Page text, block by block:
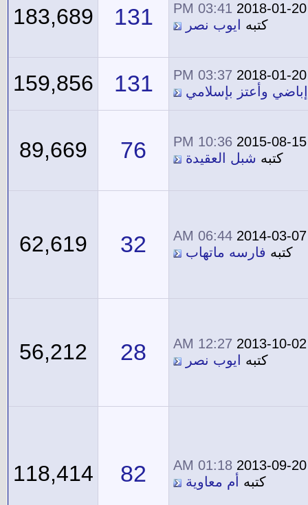
2018-01-20
03:41 PM
كتبه
ايوب نصر 131
183,689
2018-01-20
03:37 PM
إباضي وأعتز بإسلامي
131
159,856
2015-08-15
10:36 PM
كتبه شبل العقيدة 76
89,669
2014-03-07
06:44 AM
كتبه فارسه ماتهاب 32
62,619
2013-10-02
12:27 AM
كتبه
ايوب نصر 28
56,212
2013-09-20
01:18 AM
كتبه
أم معاوية 82
118,414